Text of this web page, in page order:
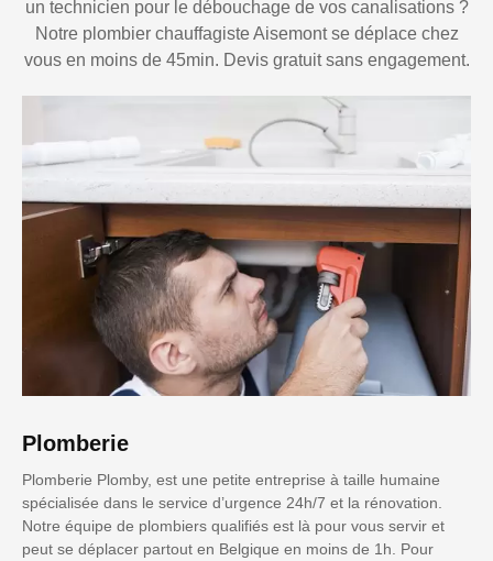
un technicien pour le débouchage de vos canalisations ?
Notre plombier chauffagiste Aisemont se déplace chez
vous en moins de 45min. Devis gratuit sans engagement.
Plomberie
Plomberie Plomby, est une petite entreprise à taille humaine
spécialisée dans le service d’urgence 24h/7 et la rénovation.
Notre équipe de plombiers qualifiés est là pour vous servir et
peut se déplacer partout en Belgique en moins de 1h. Pour